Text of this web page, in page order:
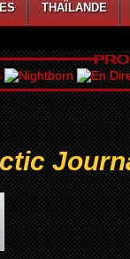
THAÏLANDE